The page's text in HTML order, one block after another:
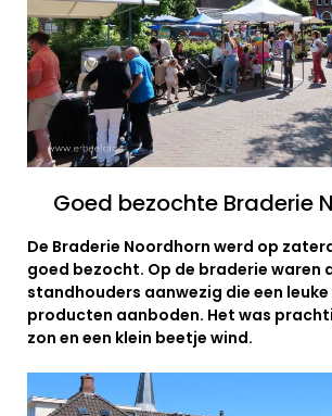
Goed bezochte Braderie
De Braderie Noordhorn werd op
goed bezocht. Op de braderie waren
standhouders aanwezig die een
producten aanboden. Het was
zon en een klein beetje wind.